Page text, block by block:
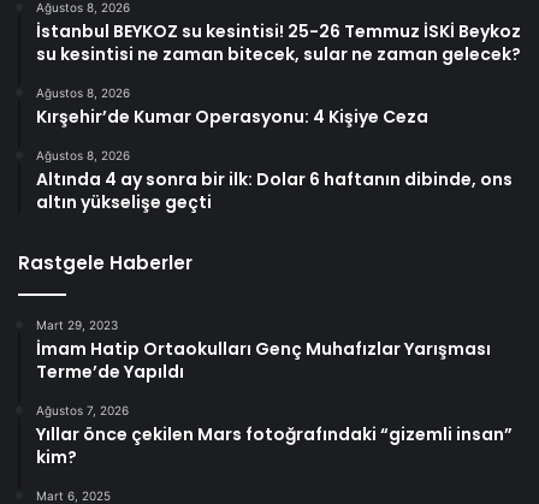
Ağustos 8, 2026
İstanbul BEYKOZ su kesintisi! 25-26 Temmuz İSKİ Beykoz
su kesintisi ne zaman bitecek, sular ne zaman gelecek?
Ağustos 8, 2026
Kırşehir’de Kumar Operasyonu: 4 Kişiye Ceza
Ağustos 8, 2026
Altında 4 ay sonra bir ilk: Dolar 6 haftanın dibinde, ons
altın yükselişe geçti
Rastgele Haberler
Mart 29, 2023
İmam Hatip Ortaokulları Genç Muhafızlar Yarışması
Terme’de Yapıldı
Ağustos 7, 2026
Yıllar önce çekilen Mars fotoğrafındaki “gizemli insan”
kim?
Mart 6, 2025